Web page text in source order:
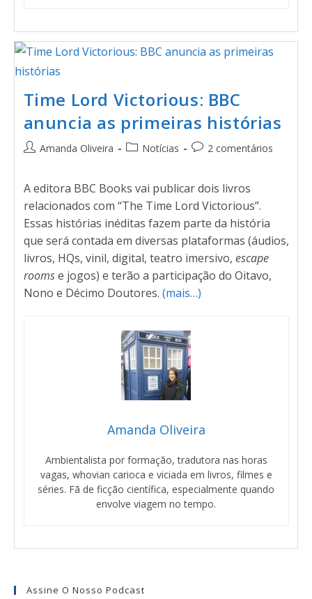
Time Lord Victorious: BBC
anuncia as primeiras histórias
Amanda Oliveira Notícias 2 comentários
A editora BBC Books vai publicar dois livros
relacionados com “The Time Lord Victorious”.
Essas histórias inéditas fazem parte da história
que será contada em diversas plataformas (áudios,
livros, HQs, vinil, digital, teatro imersivo, escape
roomse jogos) e terão a participação do Oitavo,
Nono e Décimo Doutores. (mais…)
Amanda Oliveira
Ambientalista por formação, tradutora nas horas
vagas, whovian carioca e viciada em livros, filmes e
séries. Fã de ficção científica, especialmente quando
envolve viagem no tempo.
Assine O Nosso Podcast